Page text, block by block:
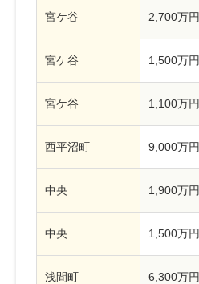
宮ケ谷 2,700万円
宮ケ谷 1,500万円
宮ケ谷 1,100万円
西平沼町 9,000万円
中央 1,900万円
中央 1,500万円
浅間町 6,300万円